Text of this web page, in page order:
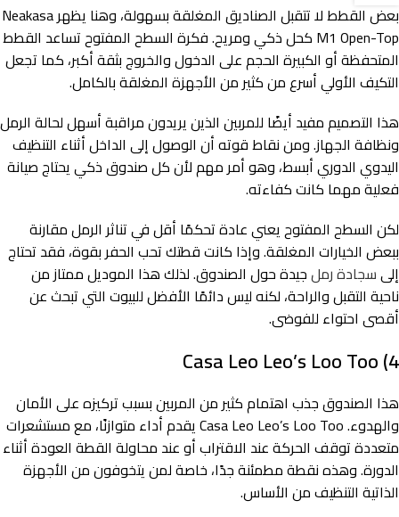
بعض القطط لا تتقبل الصناديق المغلقة بسهولة، وهنا يظهر Neakasa
M1 Open-Top كحل ذكي ومريح. فكرة السطح المفتوح تساعد القطط
المتحفظة أو الكبيرة الحجم على الدخول والخروج بثقة أكبر، كما تجعل
التكيف الأولي أسرع من كثير من الأجهزة المغلقة بالكامل.
هذا التصميم مفيد أيضًا للمربين الذين يريدون مراقبة أسهل لحالة الرمل
ونظافة الجهاز. ومن نقاط قوته أن الوصول إلى الداخل أثناء التنظيف
اليدوي الدوري أبسط، وهو أمر مهم لأن كل صندوق ذكي يحتاج صيانة
فعلية مهما كانت كفاءته.
لكن السطح المفتوح يعني عادة تحكمًا أقل في تناثر الرمل مقارنة
ببعض الخيارات المغلقة. وإذا كانت قطتك تحب الحفر بقوة، فقد تحتاج
إلىسجادة رملجيدة حول الصندوق. لذلك هذا الموديل ممتاز من
ناحية التقبل والراحة، لكنه ليس دائمًا الأفضل للبيوت التي تبحث عن
أقصى احتواء للفوضى.
4) Casa Leo Leo’s Loo Too
هذا الصندوق جذب اهتمام كثير من المربين بسبب تركيزه على الأمان
والهدوء. Casa Leo Leo’s Loo Too يقدم أداء متوازنًا، مع مستشعرات
متعددة توقف الحركة عند الاقتراب أو عند محاولة القطة العودة أثناء
الدورة. وهذه نقطة مطمئنة جدًا، خاصة لمن يتخوفون من الأجهزة
الذاتية التنظيف من الأساس.